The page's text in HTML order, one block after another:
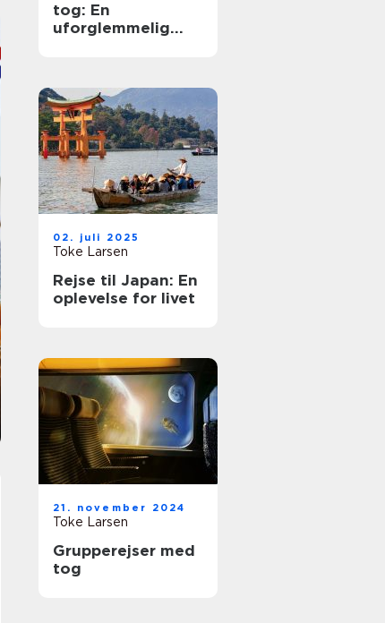
tog: En
uforglemmelig
02. juli 2025
Toke Larsen
Rejse til Japan: En
oplevelse for livet
21. november 2024
Toke Larsen
Grupperejser med
tog